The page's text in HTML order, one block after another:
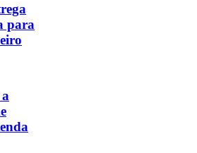
para